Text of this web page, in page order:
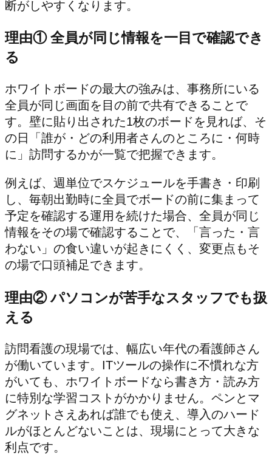
断がしやすくなります。
理由① 全員が同じ情報を一目で確認でき
る
ホワイトボードの最大の強みは、事務所にいる
全員が同じ画面を目の前で共有できることで
す。壁に貼り出された1枚のボードを見れば、そ
の日「誰が・どの利用者さんのところに・何時
に」訪問するかが一覧で把握できます。
例えば、週単位でスケジュールを手書き・印刷
し、毎朝出勤時に全員でボードの前に集まって
予定を確認する運用を続けた場合、全員が同じ
情報をその場で確認することで、「言った・言
わない」の食い違いが起きにくく、変更点もそ
の場で口頭補足できます。
理由② パソコンが苦手なスタッフでも扱
える
訪問看護の現場では、幅広い年代の看護師さん
が働いています。ITツールの操作に不慣れな方
がいても、ホワイトボードなら書き方・読み方
に特別な学習コストがかかりません。ペンとマ
グネットさえあれば誰でも使え、導入のハード
ルがほとんどないことは、現場にとって大きな
利点です。